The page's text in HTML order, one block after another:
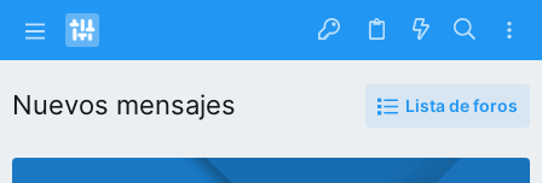
Nuevos mensajes Lista de foros